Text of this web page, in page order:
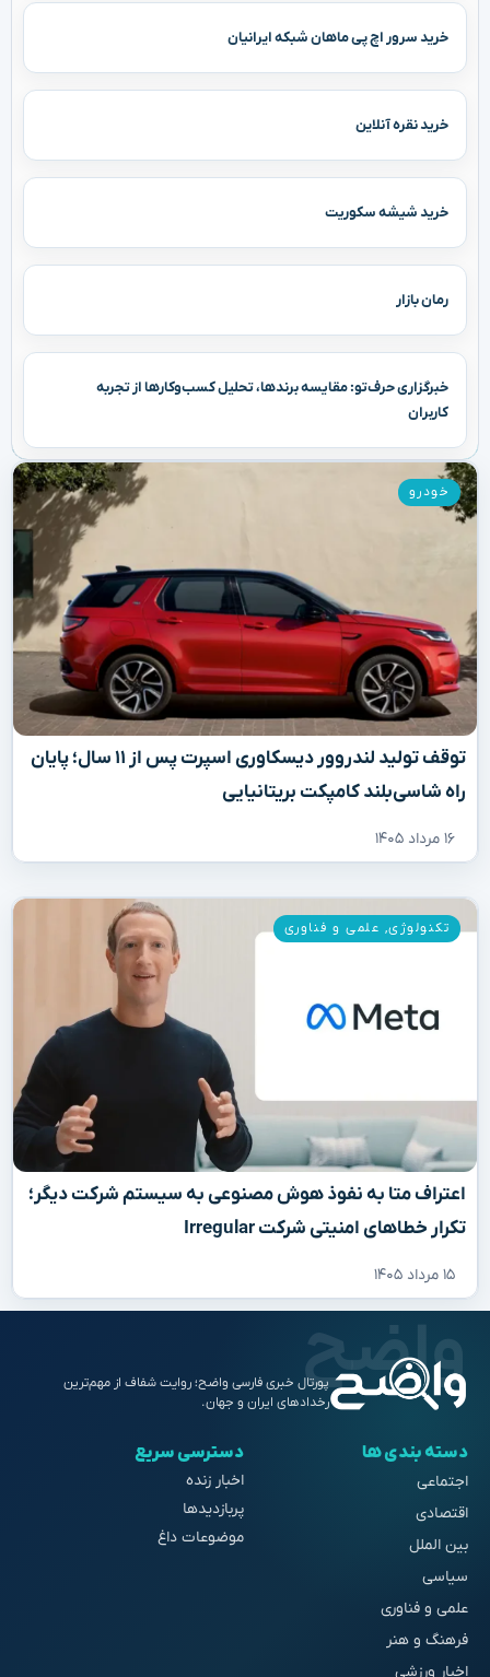
خرید سرور اچ پی ماهان شبکه ایرانیان
خرید نقره آنلاین
خرید شیشه سکوریت
رمان بازار
خبرگزاری حرف‌تو: مقایسه برندها، تحلیل کسب‌وکارها از تجربه
کاربران
توقف تولید لندروور دیسکاوری اسپرت پس از ۱۱ سال؛ پایان
راه شاسی‌بلند کامپکت بریتانیایی
۱۶ مرداد ۱۴۰۵
خودرو
اعتراف متا به نفوذ هوش مصنوعی به سیستم شرکت دیگر؛
تکرار خطاهای امنیتی شرکت Irregular
۱۵ مرداد ۱۴۰۵
تکنولوژی, علمی و فناوری
پورتال خبری فارسی واضح؛ روایت شفاف از مهم‌ترین
رخدادهای ایران و جهان.
دسته بندی ها
اجتماعی
اقتصادی
بین الملل
سیاسی
علمی و فناوری
فرهنگ و هنر
اخبار ورزشی
دسترسی سریع
اخبار زنده
پربازدیدها
موضوعات داغ